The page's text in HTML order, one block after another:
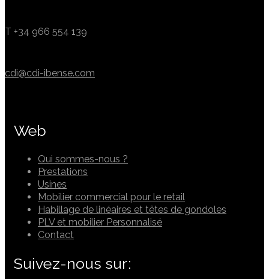
T +34 966 554 139
cdi@cdi-ibense.com
Web
Qui sommes-nous ?
Prestations
Usines
Mobilier commercial pour le retail
Habillage de linéaires et têtes de gondoles
PLV et mobilier Personnalisé
Contact
Suivez-nous sur: